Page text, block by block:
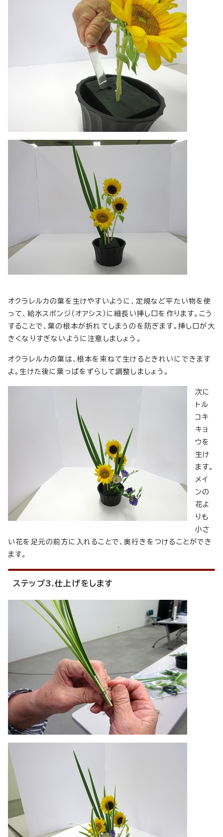
オクラレルカの葉を生けやすいように、定規など平たい物を使
って、給水スポンジ（オアシス）に細長い挿し口を作ります。こう
することで、葉の根本が折れてしまうのを防ぎます。挿し口が大
きくなりすぎないように注意しましょう。
オクラレルカの葉は、根本を束ねて生けるときれいにできます
よ。生けた後に葉っぱをずらして調整しましょう。
次に
トル
コキ
キョ
ウを
生け
ます。
メイ
ンの
花よ
りも
小さ
い花を足元の前方に入れることで、奥行きをつけることができ
ます。
ステップ3.仕上げをします